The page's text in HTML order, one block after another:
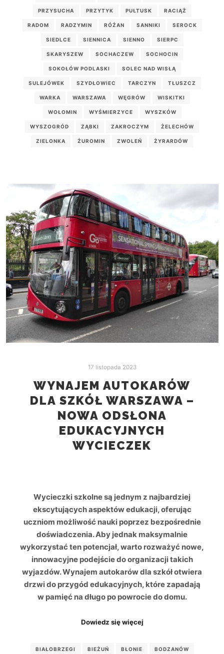
PRZYSUCHA PRZYTYK PUŁTUSK RACIĄŻ
RADOM RADZYMIN RÓŻAN SANNIKI SEROCK
SIEDLCE SIENNICA SIENNO SIERPC
SKARYSZEW SOCHACZEW SOCHOCIN
SOKOŁÓW PODLASKI SOLEC NAD WISŁĄ
SULEJÓWEK SZYDŁOWIEC TARCZYN TŁUSZCZ
WARKA WARSZAWA WĘGRÓW WISKITKI
WOŁOMIN WYŚMIERZYCE WYSZKÓW
WYSZOGRÓD ZĄBKI ZAKROCZYM ŻELECHÓW
ZIELONKA ŻUROMIN ZWOLEŃ ŻYRARDÓW
17 listopada 2023
WYNAJEM AUTOKARÓW
DLA SZKÓŁ WARSZAWA –
NOWA ODSŁONA
EDUKACYJNYCH
WYCIECZEK
Wycieczki szkolne są jednym z najbardziej
ekscytujących aspektów edukacji, oferując
uczniom możliwość nauki poprzez bezpośrednie
doświadczenia. Aby jednak maksymalnie
wykorzystać ten potencjał, warto rozważyć nowe,
innowacyjne podejście do organizacji takich
wyjazdów. Wynajem autokarów dla szkół otwiera
drzwi do przygód edukacyjnych, które zapadają
w pamięć na długo po powrocie do domu.
Dowiedz się więcej
BIAŁOBRZEGI BIEŻUŃ BŁONIE BODZANÓW